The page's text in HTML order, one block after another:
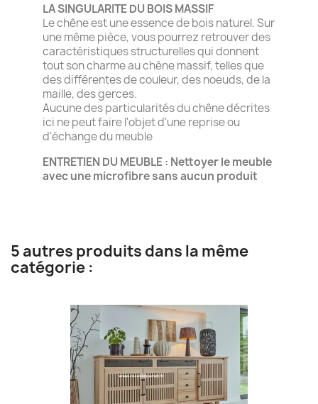
LA SINGULARITE DU BOIS MASSIF
Le chêne est une essence de bois naturel. Sur
une même pièce, vous pourrez retrouver des
caractéristiques structurelles qui donnent
tout son charme au chêne massif, telles que
des différentes de couleur, des noeuds, de la
maille, des gerces.
Aucune des particularités du chêne décrites
ici ne peut faire l'objet d'une reprise ou
d'échange du meuble
ENTRETIEN DU MEUBLE : Nettoyer le meuble
avec une microfibre sans aucun produit
5 autres produits dans la même
catégorie :